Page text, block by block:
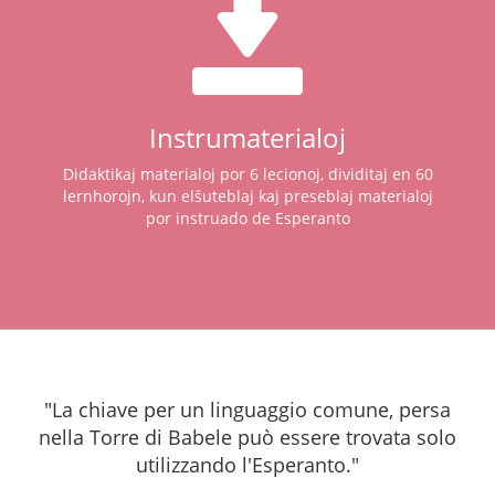
Instrumaterialoj
Didaktikaj materialoj por 6 lecionoj, dividitaj en 60
lernhorojn, kun elŝuteblaj kaj preseblaj materialoj
por instruado de Esperanto
"La chiave per un linguaggio comune, persa
nella Torre di Babele può essere trovata solo
utilizzando l'Esperanto."